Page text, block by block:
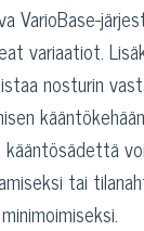
VarioBase-
variaatiot.
nosturin
kääntösädettä
tai